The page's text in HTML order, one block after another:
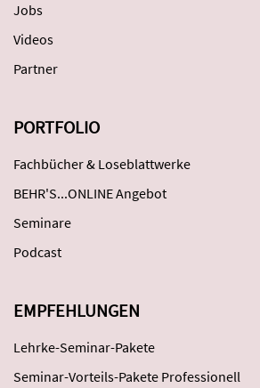
Jobs
Videos
Partner
PORTFOLIO
Fachbücher & Loseblattwerke
BEHR'S...ONLINE Angebot
Seminare
Podcast
EMPFEHLUNGEN
Lehrke-Seminar-Pakete
Seminar-Vorteils-Pakete Professionell